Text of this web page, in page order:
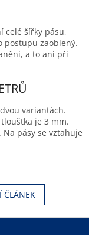
celé šířky pásu,
postupu zaoblený.
a to ani při
variantách.
je 3 mm.
Na pásy se vztahuje
ČLÁNEK